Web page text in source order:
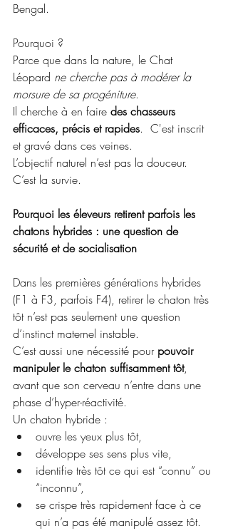
Bengal.
Pourquoi ?
Parce que dans la nature, le Chat
Léopard ne cherche pas à modérer la
morsure de sa progéniture.
Il cherche à en faire des chasseurs
efficaces, précis et rapides.  C'est inscrit
et gravé dans ces veines.
L’objectif naturel n’est pas la douceur.
C’est la survie.
Pourquoi les éleveurs retirent parfois les
chatons hybrides : une question de
sécurité et de socialisation
Dans les premières générations hybrides
(F1 à F3, parfois F4), retirer le chaton très
tôt n’est pas seulement une question
d’instinct maternel instable.
C’est aussi une nécessité pour pouvoir
manipuler le chaton suffisamment tôt,
avant que son cerveau n’entre dans une
phase d’hyper-réactivité.
Un chaton hybride :
ouvre les yeux plus tôt,
développe ses sens plus vite,
identifie très tôt ce qui est “connu” ou
“inconnu”,
se crispe très rapidement face à ce
qui n’a pas été manipulé assez tôt.